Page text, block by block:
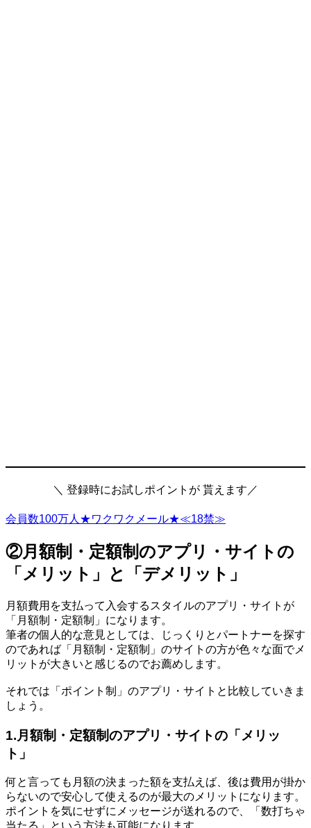
＼ 登録時にお試しポイントが 貰えます／
会員数100万人★ワクワクメール★≪18禁≫
②月額制・定額制のアプリ・サイトの
「メリット」と「デメリット」
月額費用を支払って入会するスタイルのアプリ・サイトが
「月額制・定額制」になります。
筆者の個人的な意見としては、じっくりとパートナーを探す
のであれば「月額制・定額制」のサイトの方が色々な面でメ
リットが大きいと感じるのでお薦めします。
それでは「ポイント制」のアプリ・サイトと比較していきま
しょう。
1.月額制・定額制のアプリ・サイトの「メリッ
ト」
何と言っても月額の決まった額を支払えば、後は費用が掛か
らないので安心して使えるのが最大のメリットになります。
ポイントを気にせずにメッセージが送れるので、「数打ちゃ